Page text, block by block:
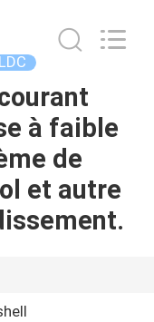
à faible
de
et autre